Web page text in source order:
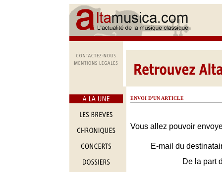
ENVOI D'UN ARTICLE
Vous allez pouvoir
E-mail du
De la part